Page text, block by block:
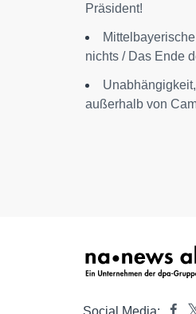
Präsident!
nichts / Das Ende
außerhalb von
Social Media: